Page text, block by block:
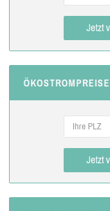
Jetzt
Jetzt